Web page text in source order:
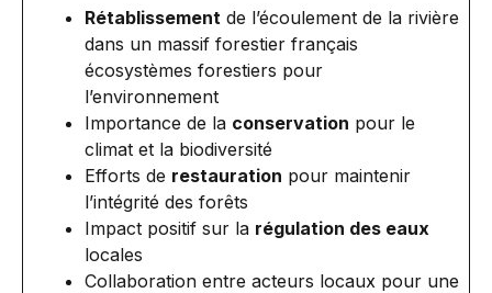
Rétablissement de l’écoulement de la rivière
dans un massif forestier français
écosystèmes forestiers pour
l’environnement
Importance de la conservation pour le
climat et la biodiversité
Efforts de restauration pour maintenir
l’intégrité des forêts
Impact positif sur la régulation des eaux
locales
Collaboration entre acteurs locaux pour une